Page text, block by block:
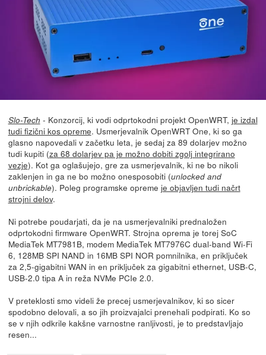
Slo-Tech - Konzorcij, ki vodi odprtokodni projekt OpenWRT, je izdal
tudi fizični kos opreme. Usmerjevalnik OpenWRT One, ki so ga
glasno napovedali v začetku leta, je sedaj za 89 dolarjev možno
tudi kupiti (za 68 dolarjev pa je možno dobiti zgolj integrirano
vezje). Kot ga oglašujejo, gre za usmerjevalnik, ki ne bo nikoli
zaklenjen in ga ne bo možno onesposobiti (unlocked and
unbrickable). Poleg programske opreme je objavljen tudi načrt
strojni delov.
Ni potrebe poudarjati, da je na usmerjevalniki prednaložen
odprtokodni firmware OpenWRT. Strojna oprema je torej SoC
MediaTek MT7981B, modem MediaTek MT7976C dual-band Wi-Fi
6, 128MB SPI NAND in 16MB SPI NOR pomnilnika, en priključek
za 2,5-gigabitni WAN in en priključek za gigabitni ethernet, USB-C,
USB-2.0 tipa A in reža NVMe PCIe 2.0.
V preteklosti smo videli že precej usmerjevalnikov, ki so sicer
spodobno delovali, a so jih proizvajalci prenehali podpirati. Ko so
se v njih odkrile kakšne varnostne ranljivosti, je to predstavljajo
resen...